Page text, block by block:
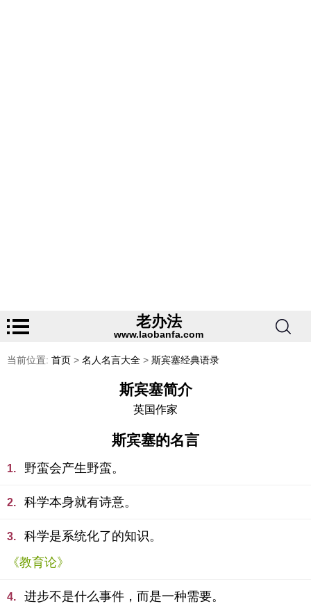
老办法
www.laobanfa.com
当前位置: 首页 > 名人名言大全 > 斯宾塞经典语录
斯宾塞简介
英国作家
斯宾塞的名言
1. 野蛮会产生野蛮。
2. 科学本身就有诗意。
3.
科学是系统化了的知识。
《教育论》
4. 进步不是什么事件，而是一种需要。